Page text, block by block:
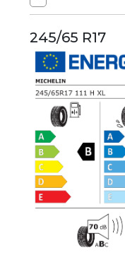
245/65 R17